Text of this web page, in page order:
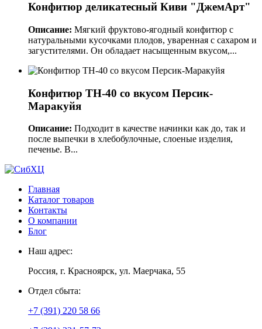
Конфитюр деликатесный Киви "ДжемАрт"
Описание: Мягкий фруктово-ягодный конфитюр с
натуральными кусочками плодов, уваренная с сахаром и
загустителями. Он обладает насыщенным вкусом,...
Конфитюр ТН-40 со вкусом Персик-
Маракуйя
Описание: Подходит в качестве начинки как до, так и
после выпечки в хлебобулочные, слоеные изделия,
печенье. В...
Главная
Каталог товаров
Контакты
О компании
Блог
Наш адрес:
Россия, г. Красноярск, ул. Маерчака, 55
Отдел сбыта:
+7 (391) 220 58 66